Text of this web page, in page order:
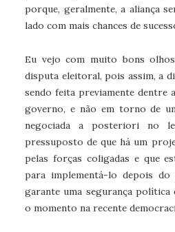
porque, geralmente, a aliança
lado com mais chances de
Eu vejo com muito bons
disputa eleitoral, pois assim, a
sendo feita previamente dentre
governo, e não em torno de
negociada a posteriori no
pressuposto de que há um
pelas forças coligadas e que
para implementá-lo depois
garante uma segurança
o momento na recente